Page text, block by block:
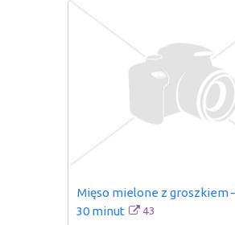
Mięso mielone z groszkiem
30 minut
43